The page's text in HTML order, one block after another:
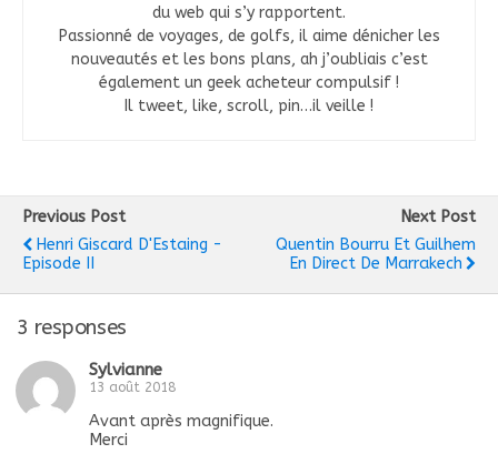
du web qui s’y rapportent.
Passionné de voyages, de golfs, il aime dénicher les
nouveautés et les bons plans, ah j’oubliais c’est
également un geek acheteur compulsif !
Il tweet, like, scroll, pin…il veille !
Previous Post
Henri Giscard D'Estaing -
Episode II
Next Post
Quentin Bourru Et Guilhem
En Direct De Marrakech
3 responses
Sylvianne
13 août 2018
Avant après magnifique.
Merci